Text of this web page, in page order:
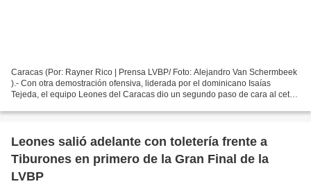
Caracas (Por: Rayner Rico | Prensa LVBP/ Foto: Alejandro Van Schermbeek
).- Con otra demostración ofensiva, liderada por el dominicano Isaías
Tejeda, el equipo Leones del Caracas dio un segundo paso de cara al cetro
Leones salió adelante con toletería frente a
Tiburones en primero de la Gran Final de la
LVBP